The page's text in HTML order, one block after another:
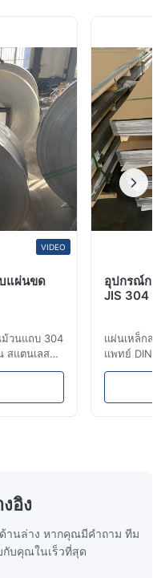
0
0
The material meets our
stable performance, and
provided
and smooth
and medical
delivery was on time and
VIDEO
แผ่นขด
ม้วนแถบ 304
สแตนเลส
316L 321
ฑ์ ชื่อ
จำเพาะ
อุปกรณ์กา
JIS 304
แผ่นเหล็กสแ
แพทย์ DIN
รวมผลิตภัณ
หมายถึงกลุ่ม
อิง
านล่าง หากคุณมีคําถาม ทีม
กับคุณในเร็วที่สุด